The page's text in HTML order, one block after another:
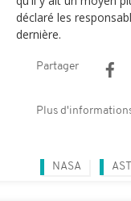
déclaré les
dernière.
Partager
Plus
NASA